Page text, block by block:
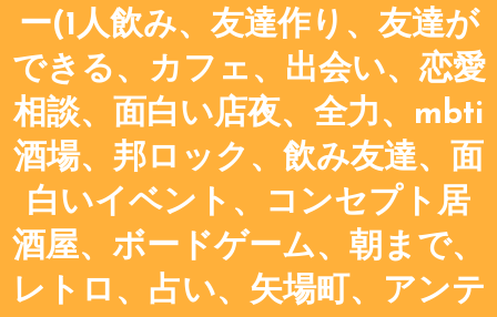
ー(1人飲み、友達作り、友達が
できる、カフェ、出会い、恋愛
相談、面白い店夜、全力、mbti
酒場、邦ロック、飲み友達、面
白いイベント、コンセプト居
酒屋、ボードゲーム、朝まで、
レトロ、占い、矢場町、アンテ